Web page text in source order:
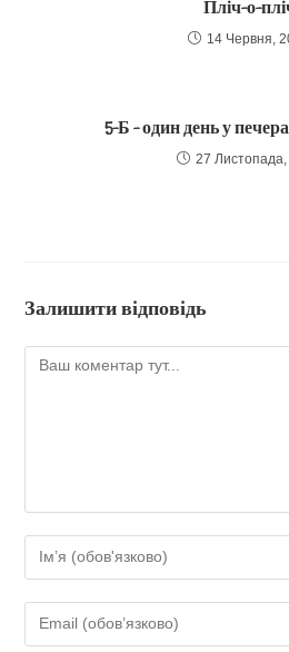
Пліч-о-
14 Червня,
5-Б – один день у
27
Залишити відповідь
Коментар
Введіть
своє
ім'я
або
Введіть
свою